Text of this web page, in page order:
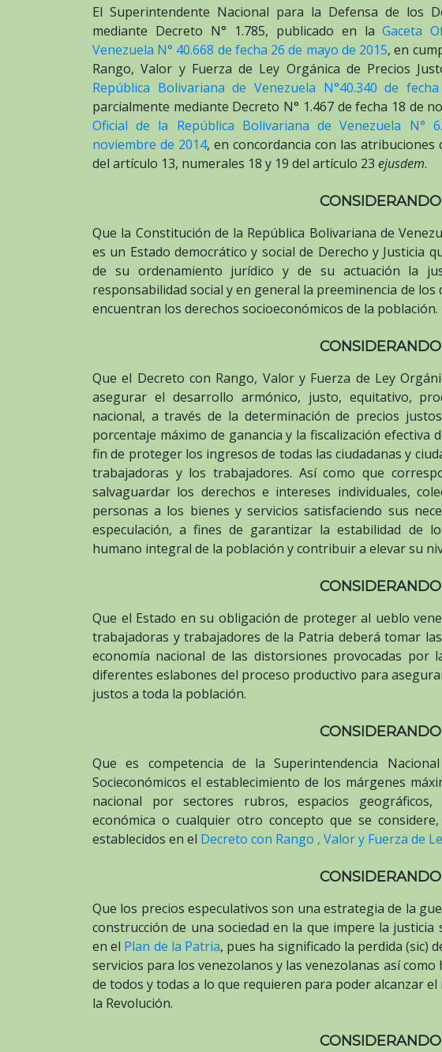
El Superintendente Nacional para la Defensa de los
mediante Decreto N° 1.785, publicado en laGaceta
Venezuela N° 40.668 de fecha 26 de mayo de 2015, en
Rango, Valor y Fuerza de Ley Orgánica de Precios
República Bolivariana de Venezuela N°40.340 de
parcialmente mediante Decreto N° 1.467 de fecha 18 de
Oficial de la República Bolivariana de Venezuela N°
noviembre de 2014, en concordancia con las
del artículo 13, numerales 18 y 19 del artículo 23 ejusdem.
CONSIDERANDO
Que la Constitución de la República Bolivariana de
es un Estado democrático y social de Derecho y Justicia
de su ordenamiento jurídico y de su actuación la
responsabilidad social y en general la preeminencia de
encuentran los derechos socioeconómicos de la población.
CONSIDERANDO
Que el Decreto con Rango, Valor y Fuerza de Ley
asegurar el desarrollo armónico, justo, equitativo,
nacional, a través de la determinación de precios
porcentaje máximo de ganancia y la fiscalización efectiva
fin de proteger los ingresos de todas las ciudadanas y
trabajadoras y los trabajadores. Así como que
salvaguardar los derechos e intereses individuales,
personas a los bienes y servicios satisfaciendo sus
especulación, a fines de garantizar la estabilidad de
humano integral de la población y contribuir a elevar su
CONSIDERANDO
Que el Estado en su obligación de proteger al ueblo
trabajadoras y trabajadores de la Patria deberá tomar
economía nacional de las distorsiones provocadas por
diferentes eslabones del proceso productivo para
justos a toda la población.
CONSIDERANDO
Que es competencia de la Superintendencia
Socieconómicos el establecimiento de los márgenes
nacional por sectores rubros, espacios geográficos,
económica o cualquier otro concepto que se
establecidos en el Decreto con Rango , Valor y Fuerza de
CONSIDERANDO
Que los precios especulativos son una estrategia de la
construcción de una sociedad en la que impere la
en el Plan de la Patria, pues ha significado la perdida (sic)
servicios para los venezolanos y las venezolanas así
de todos y todas a lo que requieren para poder alcanzar
la Revolución.
CONSIDERANDO